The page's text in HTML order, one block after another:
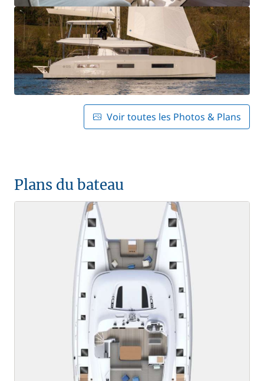
Voir toutes les Photos & Plans
Plans du bateau